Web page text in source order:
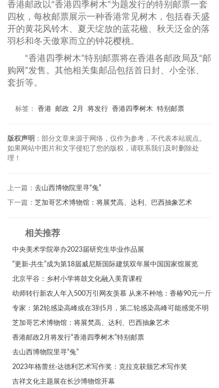
香港邮政以“香港四季树木”为题发行的特别邮票一套
四枚，每枚邮票展示一种香港常见树木，包括春天盛
开的黄花风铃木、夏天绽放的蓝花楹、秋天泛金的落
羽杉和冬天傲寒而立的钟花樱桃。
“香港四季树木”特别邮票将在香港各邮政局及“邮
购网”发售。其他相关集邮品包括首日封、小全张、
套折等。
标签： 香港 邮政 2月 将发行 香港四季树木 特别邮票
版权声明 ：部分文章来源于网络，仅作为参考，不代表本站观点。
如果网站中图片和文字侵犯了您的版权，请联系我们及时删除处
理！
上一篇： 去山西博物院里寻“兔”
下一篇： 芝加哥艺术博物馆：将展梵高、达利、巴西抽象艺术
相关推荐
中央美术学院举办2023届研究生毕业作品展
“更新·共生”成为第18届威尼斯国际建筑双年展中国国家馆展览
北京平谷：乡村小学将鼓文化融入美育课程
幼师转行新农人年入500万引网友羡慕 从来不种地：香椿90元一斤
专家：第2轮感染高峰或在3到5月，第二轮感染高峰可能感觉不明
芝加哥艺术博物馆：将展梵高、达利、巴西抽象艺术
香港邮政2月将发行“香港四季树木”特别邮票
去山西博物院里寻“兔”
2023年格蕾丝·达德利艺术写作奖：克拉克获颁艺术写作奖
吉祥文化主题展在长沙博物馆开幕